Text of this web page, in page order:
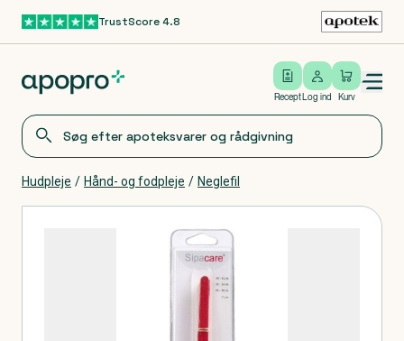
Gå til hovedindholdTrustScore 4.8
Recept
Log ind
Log ind Kurv
Open/close menu
Hudpleje / Hånd- og fodpleje / Neglefil